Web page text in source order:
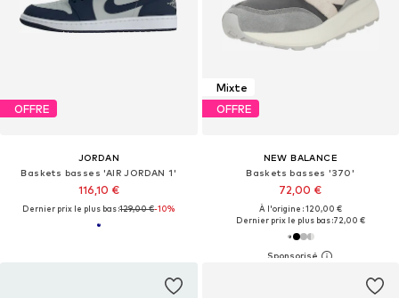
OFFRE
JORDAN
Baskets basses 'AIR JORDAN 1'
116,10 €
Dernier prix le plus bas :129,00 €-10%
Mixte
OFFRE
NEW BALANCE
Baskets basses '370'
72,00 €
À l'origine : 120,00 €
Dernier prix le plus bas :72,00 €